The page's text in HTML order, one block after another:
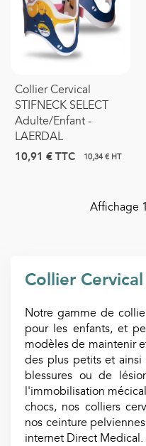
Collier
Notre gamme de
pour les enfants, et
modèles de maintenir
des plus petits et
blessures ou de
l'immobilisation
chocs, nos colliers
nos ceinture
internet Direct Medical.
Collier Cervical
STIFNECK SELECT
Adulte/Enfant -
LAERDAL
10,91 €TTC 10,34 € HT
Affichage 1